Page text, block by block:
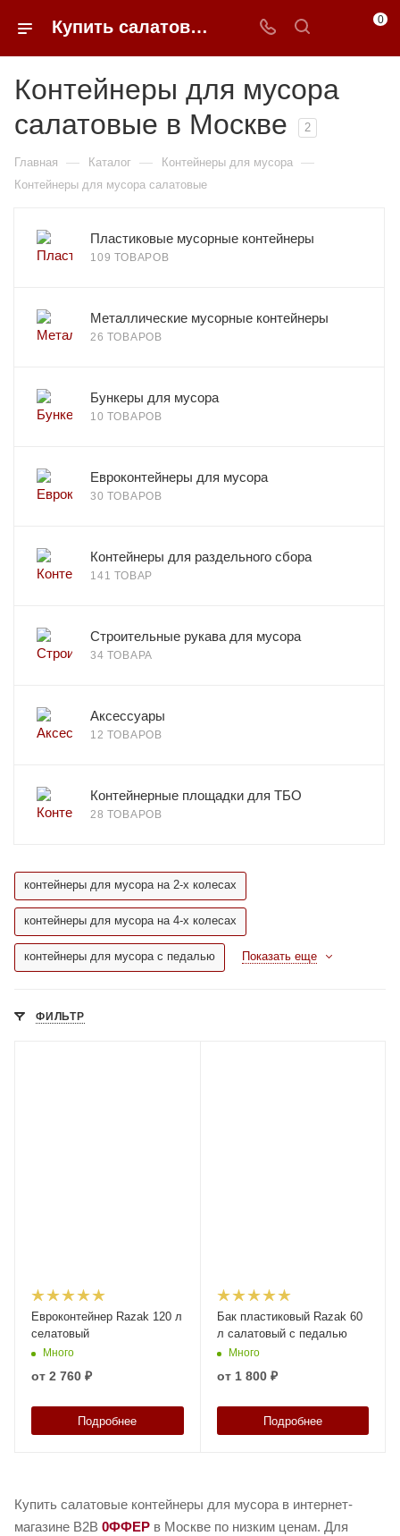
Купить салатовые контейнеры для мусора в Москве недорого | 0FFER 0
Контейнеры для мусора
салатовые в Москве
2
Главная — Каталог — Контейнеры для мусора —
Контейнеры для мусора салатовые
Пластиковые мусорные контейнеры
109 ТОВАРОВ
Металлические мусорные контейнеры
26 ТОВАРОВ
Бункеры для мусора
10 ТОВАРОВ
Евроконтейнеры для мусора
30 ТОВАРОВ
Контейнеры для раздельного сбора
141 ТОВАР
Строительные рукава для мусора
34 ТОВАРА
Аксессуары
12 ТОВАРОВ
Контейнерные площадки для ТБО
28 ТОВАРОВ
контейнеры для мусора на 2-х колесах
контейнеры для мусора на 4-х колесах
контейнеры для мусора с педалью Показать еще
ФИЛЬТР
Евроконтейнер Razak 120 л
селатовый
Много
от 2 760 ₽
Подробнее
Бак пластиковый Razak 60
л салатовый с педалью
Много
от 1 800 ₽
Подробнее
Купить салатовые контейнеры для мусора в интернет-
магазине B2B 0ФФЕР в Москве по низким ценам. Для